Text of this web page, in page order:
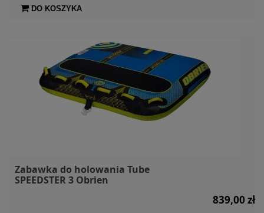
DO KOSZYKA
Zabawka do holowania Tube
SPEEDSTER 3 Obrien
839,00 zł